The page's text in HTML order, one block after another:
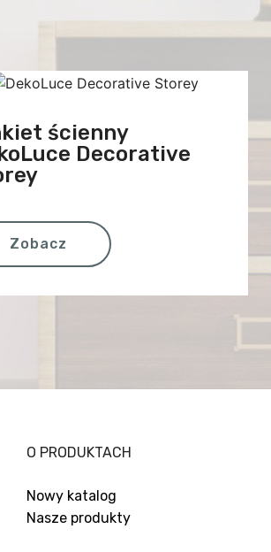
ścienny
Decorative
Zobacz
O PRODUKTACH
Nowy katalog
Nasze produkty